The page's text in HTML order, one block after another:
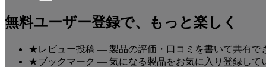
無料ユーザー登録で、もっと楽しく
★レビュー投稿 — 製品の評価・口コミを書いて共有で
★ブックマーク — 気になる製品をお気に入り登録して